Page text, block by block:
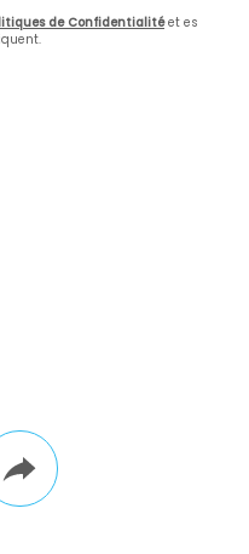
de Confidentialitéet es
Plus
de